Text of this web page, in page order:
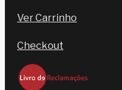
Ver Carrinho
Checkout